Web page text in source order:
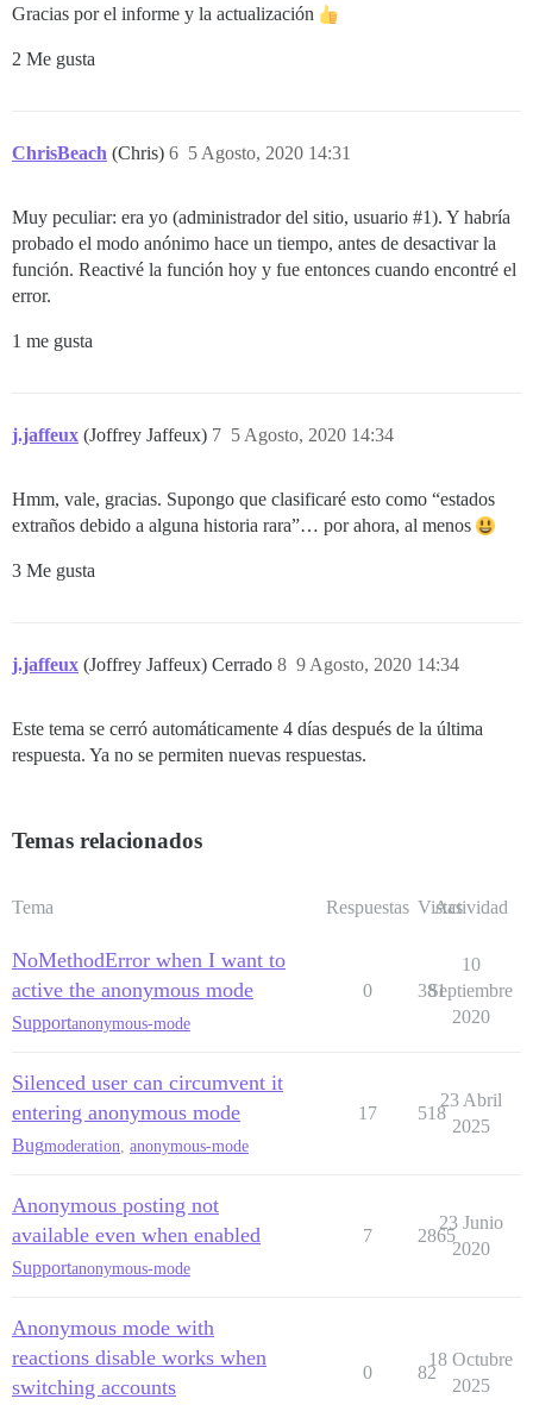
Gracias por el informe y la actualización
2 Me gusta
ChrisBeach (Chris) 5 Agosto, 2020 14:31
6
Muy peculiar: era yo (administrador del sitio, usuario #1). Y habría
probado el modo anónimo hace un tiempo, antes de desactivar la
función. Reactivé la función hoy y fue entonces cuando encontré el
error.
1 me gusta
j.jaffeux (Joffrey Jaffeux) 5 Agosto, 2020 14:34
7
Hmm, vale, gracias. Supongo que clasificaré esto como “estados
extraños debido a alguna historia rara”… por ahora, al menos
3 Me gusta
j.jaffeux (Joffrey Jaffeux) Cerrado 9 Agosto, 2020 14:34
8
Este tema se cerró automáticamente 4 días después de la última
respuesta. Ya no se permiten nuevas respuestas.
Temas relacionados
Tema Respuestas Vistas
Actividad
NoMethodError when I want to
active the anonymous mode
Supportanonymous-mode
0 381
10
Septiembre
2020
Silenced user can circumvent it
entering anonymous mode
Bugmoderation anonymous-mode
17 518
23 Abril
2025
Anonymous posting not
available even when enabled
Supportanonymous-mode
7 2865
23 Junio
2020
Anonymous mode with
reactions disable works when
switching accounts
0 82
18 Octubre
2025